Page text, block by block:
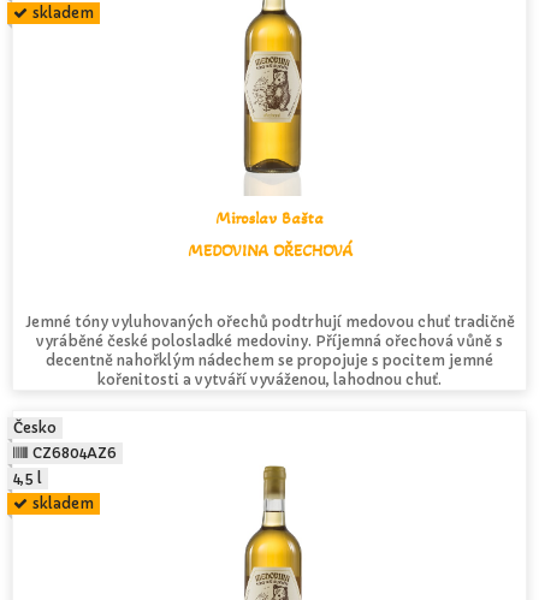
Miroslav Bašta
MEDOVINA OŘECHOVÁ
Jemné tóny vyluhovaných ořechů podtrhují medovou chuť tradičně
vyráběné české polosladké medoviny. Příjemná ořechová vůně s
decentně nahořklým nádechem se propojuje s pocitem jemné
kořenitosti a vytváří vyváženou, lahodnou chuť.
skladem
Česko
CZ6804AZ6
4,5 l
skladem